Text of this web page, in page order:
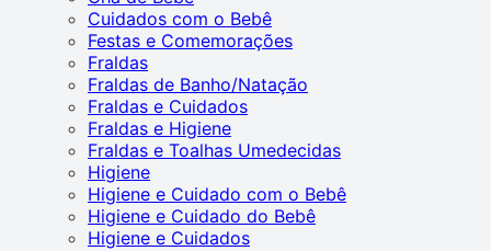
Cuidados com o Bebê
Festas e Comemorações
Fraldas
Fraldas de Banho/Natação
Fraldas e Cuidados
Fraldas e Higiene
Fraldas e Toalhas Umedecidas
Higiene
Higiene e Cuidado com o Bebê
Higiene e Cuidado do Bebê
Higiene e Cuidados